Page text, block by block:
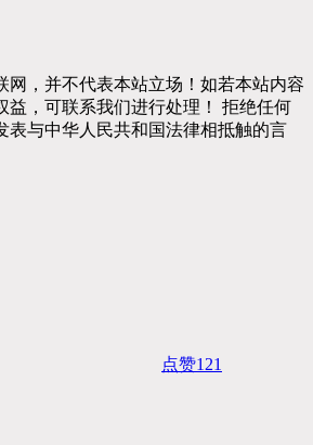
网，并不代表本站立场！如若本站内容
益，可联系我们进行处理！ 拒绝任何
表与中华人民共和国法律相抵触的言
点赞121